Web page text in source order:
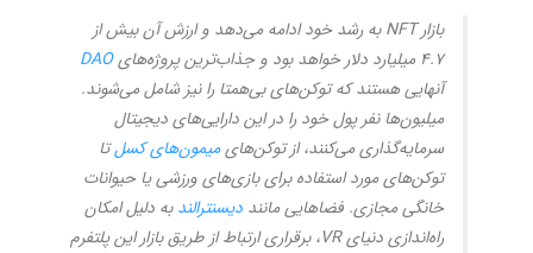
بازار NFT به رشد خود ادامه می‌دهد و ارزش آن بیش از
۴.۷ میلیارد دلار خواهد بود و جذاب‌ترین پروژه‌های
DAO
آنهایی هستند که توکن‌های بی‌همتا را نیز شامل می‌شوند.
میلیون‌ها نفر پول خود را در این دارایی‌های دیجیتال
سرمایه‌گذاری می‌کنند، از توکن‌هایمیمون‌های کسلتا
توکن‌های مورد استفاده برای بازی‌های ورزشی یا حیوانات
خانگی مجازی. فضاهایی مانند دیسنترالندبه دلیل امکان
راه‌اندازی دنیای VR، برقراری ارتباط از طریق بازار این پلتفرم